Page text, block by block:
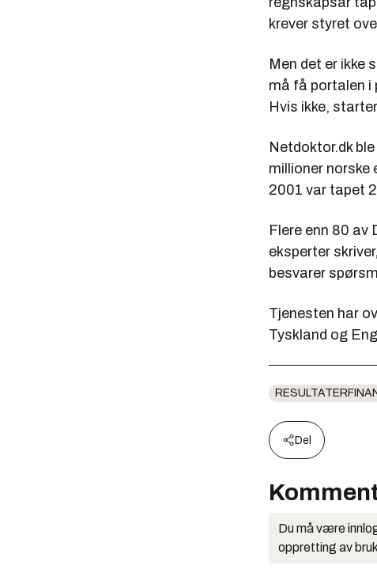
krever styret
Men det er ikke
må få portalen i
Hvis ikke,
Netdoktor.dk
millioner norske
2001 var tapet
Flere enn 80 av
eksperter
besvarer
Tjenesten har
Tyskland og
Del
Du må være
oppretting av